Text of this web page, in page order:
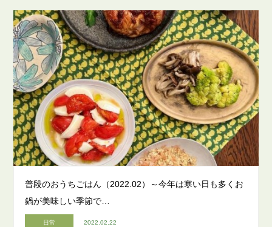
普段のおうちごはん（2022.02）～今年は寒い日も多くお
鍋が美味しい季節で…
日常 2022.02.22